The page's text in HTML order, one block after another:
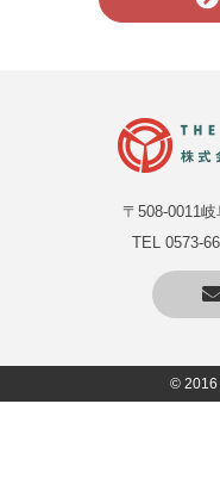
〒508-0011
TEL 0573-
© 2016